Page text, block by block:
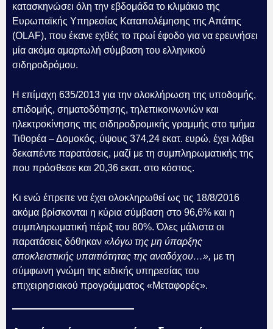
κατασκηνώσει όλη την εβδομάδα το κλιμάκιο της
Ευρωπαϊκής Υπηρεσίας Καταπολέμησης της Απάτης
(OLAF), που έκανε εχθές το πρωί έφοδο για να ερευνήσει
μία ακόμα αμαρτωλή σύμβαση του ελληνικού
σιδηροδρόμου.
Η επίμαχη 635/2013 για την ολοκλήρωση της υποδομής,
επιδομής, σηματοδότησης, τηλεπικοινωνιών και
ηλεκτροκίνησης της σιδηροδρομικής γραμμής στο τμήμα
Τιθορέα – Δομοκός, ύψους 374,24 εκατ. ευρώ, έχει λάβει
δεκαπέντε παρατάσεις, μαζί με τη συμπληρωματικής της
που πρόσθεσε και 20,36 εκατ. στο κόστος.
Κι ενώ έπρεπε να έχει ολοκληρωθεί ως τις 18/8/2016
ακόμα βρίσκονται η κύρια σύμβαση στο 96,6% και η
συμπληρωματική πέριξ του 80%. Όλες μάλιστα οι
παρατάσεις δόθηκαν «λόγω της μη ύπαρξης
αποκλειστικής υπαιτιότητας της αναδόχου…», με τη
σύμφωνη γνώμη της ειδικής υπηρεσίας του
επιχειρησιακού προγράμματος «Μεταφορές».